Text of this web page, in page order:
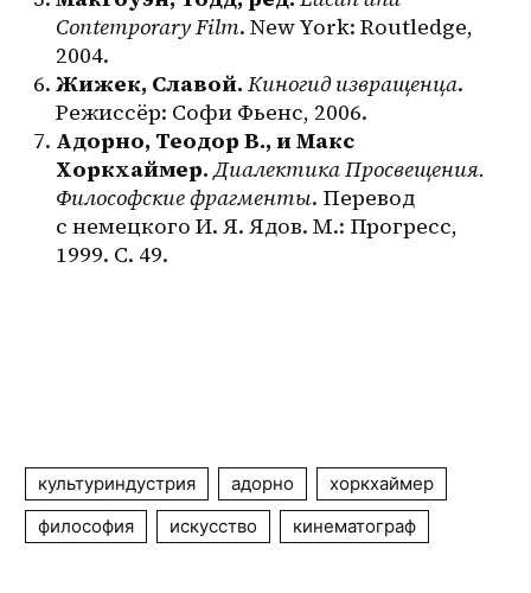
Contemporary Film. New York: Routledge,
2004.
Жижек, Славой. Киногид извращенца.
Режиссёр: Софи Фьенс, 2006.
Адорно, Теодор В., и Макс
Хоркхаймер. Диалектика Просвещения.
Философские фрагменты. Перевод
с немецкого И. Я. Ядов. М.: Прогресс,
1999. С. 49.
культуриндустрия адорно
хоркхаймер
философия
искусство кинематограф